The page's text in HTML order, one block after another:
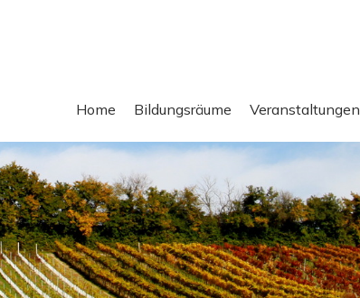
Home Bildungsräume Veranstaltungen